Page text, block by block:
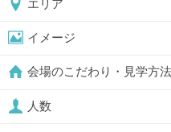
エリア
イメージ
会場のこだわり・見学方法
人数